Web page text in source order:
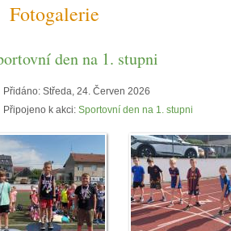
Fotogalerie
den na 1. stupni
Přidáno: Středa, 24. Červen 2026
Připojeno k akci: Sportovní den na 1. stupni